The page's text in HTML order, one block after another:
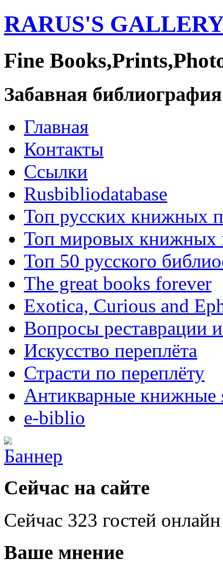
RARUS'S
Fine
Забавная библиография
Главная
Контакты
Ссылки
Rusbibliodatabase
Топ русских книжных
Топ мировых книжных
Топ 50 русского
The great books forever
Exotica, Curious and
Вопросы реставрации
Искусство переплёта
Страсти по переплёту
Антикварные книжные
e-biblio
Сейчас на сайте
Сейчас 323 гостей онлайн
Ваше мнение